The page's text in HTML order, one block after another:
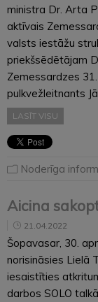
ministra Dr. Arta
aktīvais
valsts iestāžu
priekšsēdētājam
Zemessardzes
pulkvežleitnants
LASĪT VISU
Noderīga
Aicina
21.04.2022
Šopavasar, 30.
norisināsies Lielā
iesaistīties
darbos SOLO